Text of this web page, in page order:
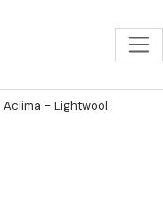
Aclima - Lightwool